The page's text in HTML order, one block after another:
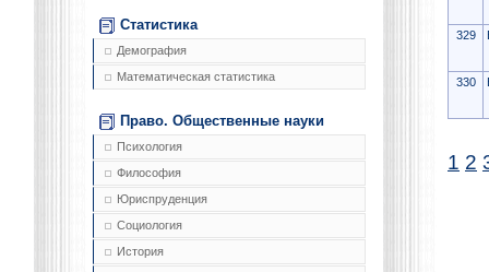
Статистика
Демография
Математическая статистика
Право. Общественные науки
Психология
Философия
Юриспруденция
Социология
История
329
330
1 2